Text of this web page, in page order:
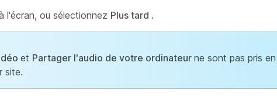
l'écran, ou sélectionnez Plus tard .
et Partager l'audio de votre ordinateur ne sont pas pris en
site.